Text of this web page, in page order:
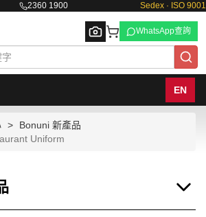
2360 1900 Sedex · ISO 9001
WhatsApp查詢
EN
Bonuni 新產品
Uniform